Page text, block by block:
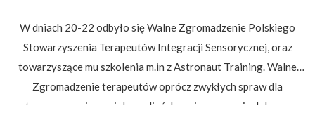
W dniach 20-22 odbyło się Walne Zgromadzenie Polskiego
Stowarzyszenia Terapeutów Integracji Sensorycznej, oraz
towarzyszące mu szkolenia m.in z Astronaut Training. Walne
Zgromadzenie terapeutów oprócz zwykłych spraw dla
stowarzyszenia musiało podjąć decyzje w sprawie dalszego